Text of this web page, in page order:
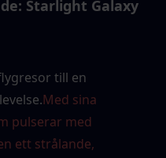
Starlight Galaxy
till en
Med sina
pulserar med
ett strålande,